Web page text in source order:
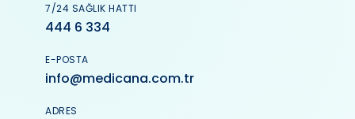
7/24 SAĞLIK HATTI
444 6 334
E-POSTA
info@medicana.com.tr
ADRES